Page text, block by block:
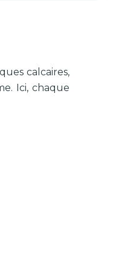
calcaires,
Ici, chaque